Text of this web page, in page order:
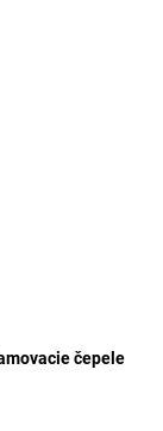
čepele